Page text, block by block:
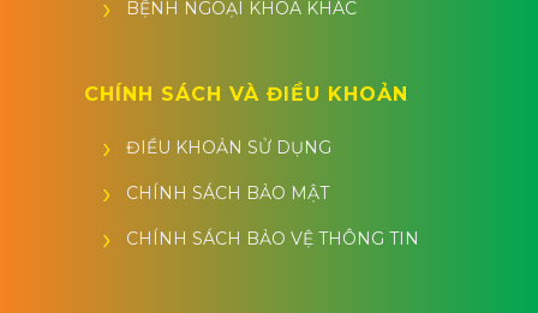
BỆNH NGOẠI KHOA KHÁC
CHÍNH SÁCH VÀ ĐIỀU KHOẢN
ĐIỀU KHOẢN SỬ DỤNG
CHÍNH SÁCH BẢO MẬT
CHÍNH SÁCH BẢO VỆ THÔNG TIN